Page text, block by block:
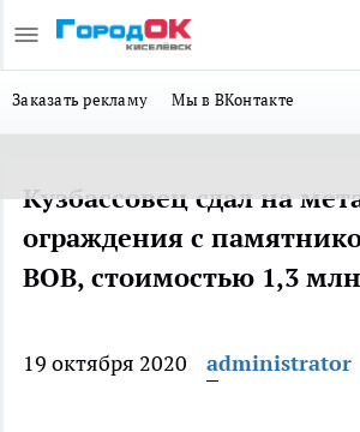
Заказать рекламу Мы в ВКонтакте
Кузбассовец сдал на
ограждения с
ВОВ, стоимостью 1,3
19 октября 2020 administrator